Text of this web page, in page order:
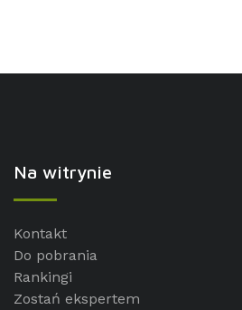
Na witrynie
Kontakt
Do pobrania
Rankingi
Zostań ekspertem